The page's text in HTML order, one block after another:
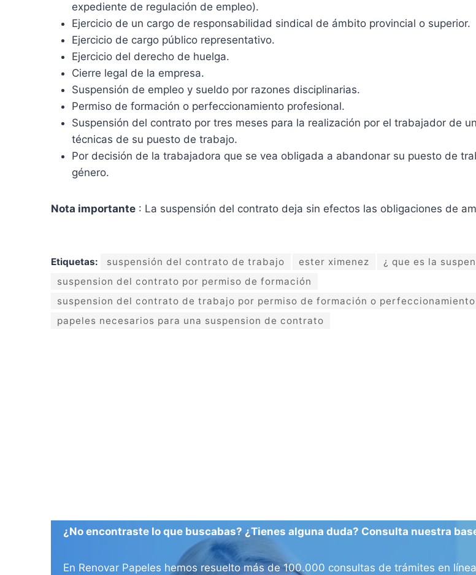
expediente de regulación de empleo).
Ejercicio de un cargo de responsabilidad sindical de ámbito provincial o superior.
Ejercicio de cargo público representativo.
Ejercicio del derecho de huelga.
Cierre legal de la empresa.
Suspensión de empleo y sueldo por razones disciplinarias.
Permiso de formación o perfeccionamiento profesional.
Suspensión del contrato por tres meses para la realización por el trabajador de
técnicas de su puesto de trabajo.
Por decisión de la trabajadora que se vea obligada a abandonar su puesto de
género.
Nota importante : La suspensión del contrato deja sin efectos las obligaciones de
Etiquetas: suspensión del contrato de trabajo ester ximenez
¿ que es la
suspension del contrato por permiso de formación
suspension del contrato de trabajo por permiso de formación o
papeles necesarios para una suspension de contrato
¿No encontraste lo que buscabas? ¿Tienes alguna duda? Consulta nuestra
En Renovar Papeles hemos resuelto más de 100.000 consultas de trámites en